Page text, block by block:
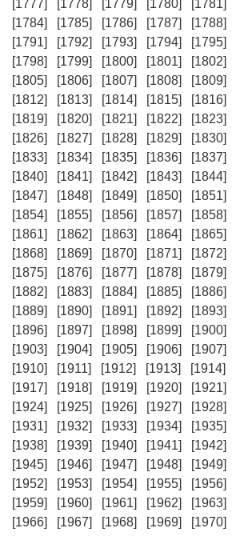
[1777]
[1778] [1779] [1780] [1781]
[1784]
[1785] [1786] [1787] [1788]
[1791]
[1792] [1793] [1794] [1795]
[1798]
[1799] [1800] [1801] [1802]
[1805]
[1806] [1807] [1808] [1809]
[1812]
[1813] [1814] [1815] [1816]
[1819]
[1820] [1821] [1822] [1823]
[1826]
[1827] [1828] [1829] [1830]
[1833]
[1834] [1835] [1836] [1837]
[1840]
[1841] [1842] [1843] [1844]
[1847]
[1848] [1849] [1850] [1851]
[1854]
[1855] [1856] [1857] [1858]
[1861]
[1862] [1863] [1864] [1865]
[1868]
[1869] [1870] [1871] [1872]
[1875]
[1876] [1877] [1878] [1879]
[1882]
[1883] [1884] [1885] [1886]
[1889]
[1890] [1891] [1892] [1893]
[1896]
[1897] [1898] [1899] [1900]
[1903]
[1904] [1905] [1906] [1907]
[1910]
[1911] [1912] [1913] [1914]
[1917]
[1918] [1919] [1920] [1921]
[1924]
[1925] [1926] [1927] [1928]
[1931]
[1932] [1933] [1934] [1935]
[1938]
[1939] [1940] [1941] [1942]
[1945]
[1946] [1947] [1948] [1949]
[1952]
[1953] [1954] [1955] [1956]
[1959]
[1960] [1961] [1962] [1963]
[1966]
[1967] [1968] [1969] [1970]